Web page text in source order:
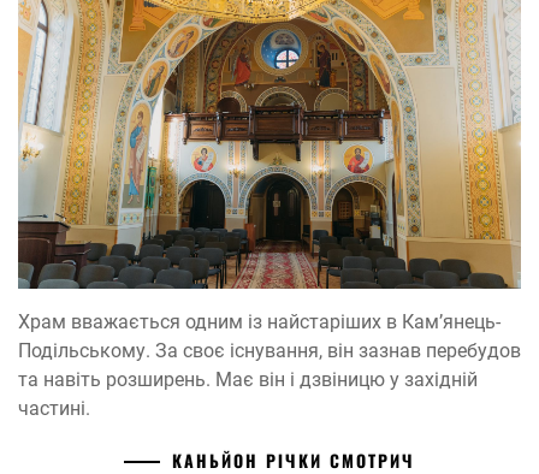
Храм вважається одним із найстаріших в Кам’янець-
Подільському. За своє існування, він зазнав перебудов
та навіть розширень. Має він і дзвіницю у західній
частині.
КАНЬЙОН РІЧКИ СМОТРИЧ